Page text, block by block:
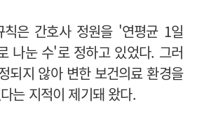
칙은 간호사 정원을 '연평균 1일
나눈 수'로 정하고 있었다. 그러
되지 않아 변한 보건의료 환경을
는 지적이 제기돼 왔다.